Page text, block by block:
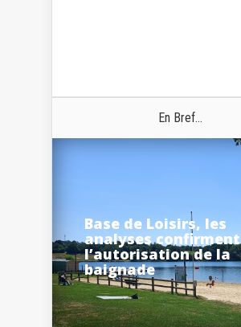
En Bref...
Base de Loisirs, les
analyses confirment
l’autorisation de la
baignade